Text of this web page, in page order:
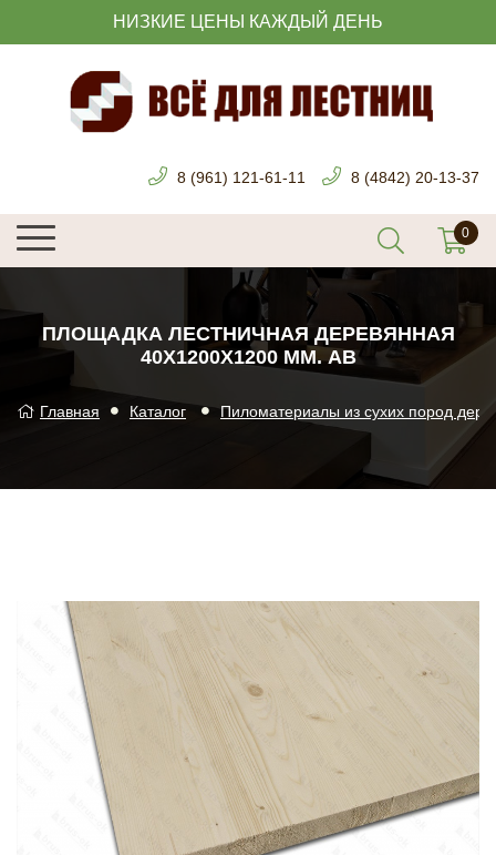
НИЗКИЕ ЦЕНЫ КАЖДЫЙ ДЕНЬ
8 (961) 121-61-11 8 (4842) 20-13-37
ПЛОЩАДКА ЛЕСТНИЧНАЯ ДЕРЕВЯННАЯ
40Х1200Х1200 ММ. АB
Главная Каталог Пиломатериалы из сухих пород